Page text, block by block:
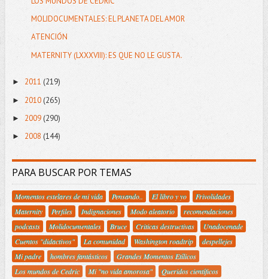
MOLIDOCUMENTALES: EL PLANETA DEL AMOR
ATENCIÓN
MATERNITY (LXXXVIII): ES QUE NO LE GUSTA.
► 2011 (219)
► 2010(265)
► 2009 (290)
► 2008 (144)
PARA BUSCAR POR TEMAS
Momentos estelares de mi vida Pensando.. El libro y yo
Frivolidades
Maternity
Perfiles Indignaciones Modo aleatorio
recomendaciones
podcasts
Molidocumentales Bruce Criticas destructivas
Unadocenade
Cuentos "didactivos"
La comunidad Washington roadtrip
despellejes
Mi padre
hombres fantásticos
Grandes Momentos Etílicos
Los mundos de Cedric
Mi "no vida amorosa" Queridos científicos